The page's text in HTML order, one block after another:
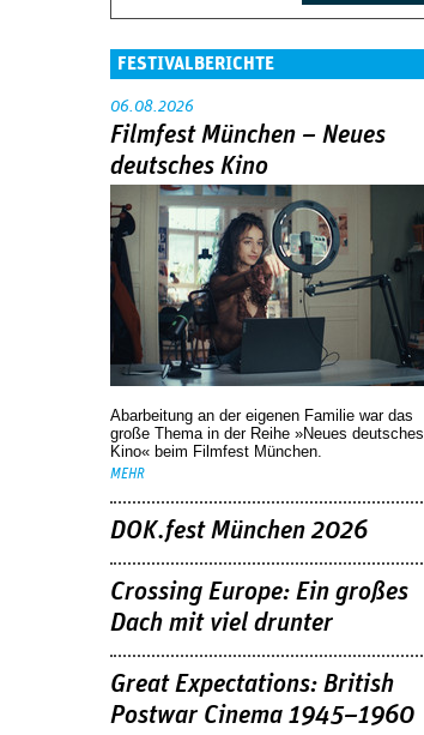
FESTIVALBERICHTE
06.08.2026
Filmfest München – Neues
deutsches Kino
Abarbeitung an der eigenen Familie war das
große Thema in der Reihe »Neues deutsches
Kino« beim Filmfest München.
MEHR
DOK.fest München 2026
Crossing Europe: Ein großes
Dach mit viel drunter
Great Expectations: British
Postwar Cinema 1945–1960